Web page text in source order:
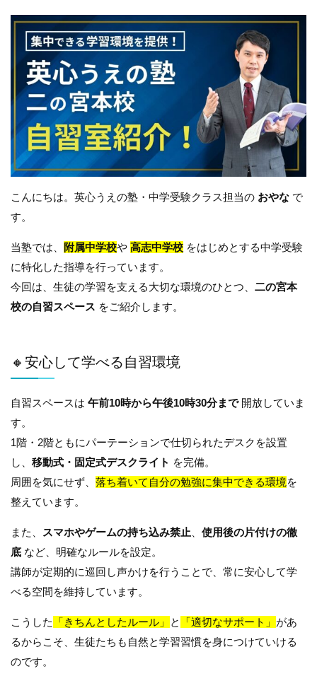
こんにちは。英心うえの塾・中学受験クラス担当の おやな で
す。
当塾では、 附属中学校や 高志中学校 をはじめとする中学受験
に特化した指導を行っています。
今回は、生徒の学習を支える大切な環境のひとつ、 二の宮本
校の自習スペース をご紹介します。
🔸安心して学べる自習環境
自習スペースは 午前10時から午後10時30分まで開放していま
す。
1階・2階ともにパーテーションで仕切られたデスクを設置
し、 移動式・固定式デスクライト を完備。
周囲を気にせず、 落ち着いて自分の勉強に集中できる環境を
整えています。
また、 スマホやゲームの持ち込み禁止
使用後の片付けの徹
底 など、明確なルールを設定。
講師が定期的に巡回し声かけを行うことで、常に安心して学
べる空間を維持しています。
こうした 「きちんとしたルール」 と 「適切なサポート」 があ
るからこそ、生徒たちも自然と学習習慣を身につけていける
のです。